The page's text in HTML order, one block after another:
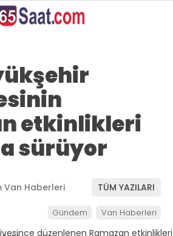
25.2
etkinlikleri
sürüyor
Van Haberleri TÜM YAZILARI
Gündem Van Haberleri